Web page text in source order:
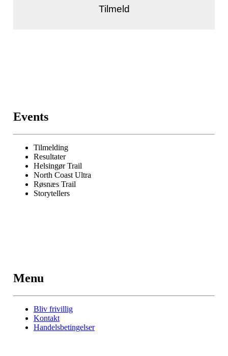
Tilmeld
Events
Tilmelding
Resultater
Helsingør Trail
North Coast Ultra
Røsnæs Trail
Storytellers
Menu
Bliv frivillig
Kontakt
Handelsbetingelser